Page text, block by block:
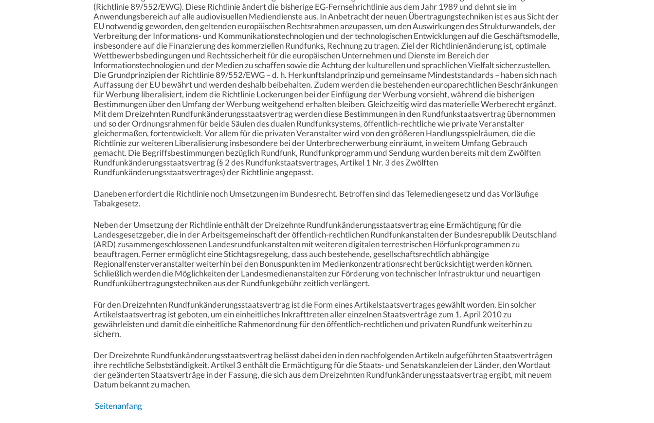
(Richtlinie 89/552/EWG). Diese Richtlinie ändert die bisherige EG-Fernsehrichtlinie aus dem Jahr 1989 und dehnt sie im
Anwendungsbereich auf alle audiovisuellen Mediendienste aus. In Anbetracht der neuen Übertragungstechniken ist es aus Sicht der
EU notwendig geworden, den geltenden europäischen Rechtsrahmen anzupassen, um den Auswirkungen des Strukturwandels, der
Verbreitung der Informations- und Kommunikationstechnologien und der technologischen Entwicklungen auf die Geschäftsmodelle,
insbesondere auf die Finanzierung des kommerziellen Rundfunks, Rechnung zu tragen. Ziel der Richtlinienänderung ist, optimale
Wettbewerbsbedingungen und Rechtssicherheit für die europäischen Unternehmen und Dienste im Bereich der
Informationstechnologien und der Medien zu schaffen sowie die Achtung der kulturellen und sprachlichen Vielfalt sicherzustellen.
Die Grundprinzipien der Richtlinie 89/552/EWG – d. h. Herkunftslandprinzip und gemeinsame Mindeststandards – haben sich nach
Auffassung der EU bewährt und werden deshalb beibehalten. Zudem werden die bestehenden europarechtlichen Beschränkungen
für Werbung liberalisiert, indem die Richtlinie Lockerungen bei der Einfügung der Werbung vorsieht, während die bisherigen
Bestimmungen über den Umfang der Werbung weitgehend erhalten bleiben. Gleichzeitig wird das materielle Werberecht ergänzt.
Mit dem Dreizehnten Rundfunkänderungsstaatsvertrag werden diese Bestimmungen in den Rundfunkstaatsvertrag übernommen
und so der Ordnungsrahmen für beide Säulen des dualen Rundfunksystems, öffentlich-rechtliche wie private Veranstalter
gleichermaßen, fortentwickelt. Vor allem für die privaten Veranstalter wird von den größeren Handlungsspielräumen, die die
Richtlinie zur weiteren Liberalisierung insbesondere bei der Unterbrecherwerbung einräumt, in weitem Umfang Gebrauch
gemacht. Die Begriffsbestimmungen bezüglich Rundfunk, Rundfunkprogramm und Sendung wurden bereits mit dem Zwölften
Rundfunkänderungsstaatsvertrag (§ 2 des Rundfunkstaatsvertrages, Artikel 1 Nr. 3 des Zwölften
Rundfunkänderungsstaatsvertrages) der Richtlinie angepasst.
Daneben erfordert die Richtlinie noch Umsetzungen im Bundesrecht. Betroffen sind das Telemediengesetz und das Vorläufige
Tabakgesetz.
Neben der Umsetzung der Richtlinie enthält der Dreizehnte Rundfunkänderungsstaatsvertrag eine Ermächtigung für die
Landesgesetzgeber, die in der Arbeitsgemeinschaft der öffentlich-rechtlichen Rundfunkanstalten der Bundesrepublik Deutschland
(ARD) zusammengeschlossenen Landesrundfunkanstalten mit weiteren digitalen terrestrischen Hörfunkprogrammen zu
beauftragen. Ferner ermöglicht eine Stichtagsregelung, dass auch bestehende, gesellschaftsrechtlich abhängige
Regionalfensterveranstalter weiterhin bei den Bonuspunkten im Medienkonzentrationsrecht berücksichtigt werden können.
Schließlich werden die Möglichkeiten der Landesmedienanstalten zur Förderung von technischer Infrastruktur und neuartigen
Rundfunkübertragungstechniken aus der Rundfunkgebühr zeitlich verlängert.
Für den Dreizehnten Rundfunkänderungsstaatsvertrag ist die Form eines Artikelstaatsvertrages gewählt worden. Ein solcher
Artikelstaatsvertrag ist geboten, um ein einheitliches Inkrafttreten aller einzelnen Staatsverträge zum 1. April 2010 zu
gewährleisten und damit die einheitliche Rahmenordnung für den öffentlich-rechtlichen und privaten Rundfunk weiterhin zu
sichern.
Der Dreizehnte Rundfunkänderungsstaatsvertrag belässt dabei den in den nachfolgenden Artikeln aufgeführten Staatsverträgen
ihre rechtliche Selbstständigkeit. Artikel 3 enthält die Ermächtigung für die Staats- und Senatskanzleien der Länder, den Wortlaut
der geänderten Staatsverträge in der Fassung, die sich aus dem Dreizehnten Rundfunkänderungsstaatsvertrag ergibt, mit neuem
Datum bekannt zu machen.
Seitenanfang